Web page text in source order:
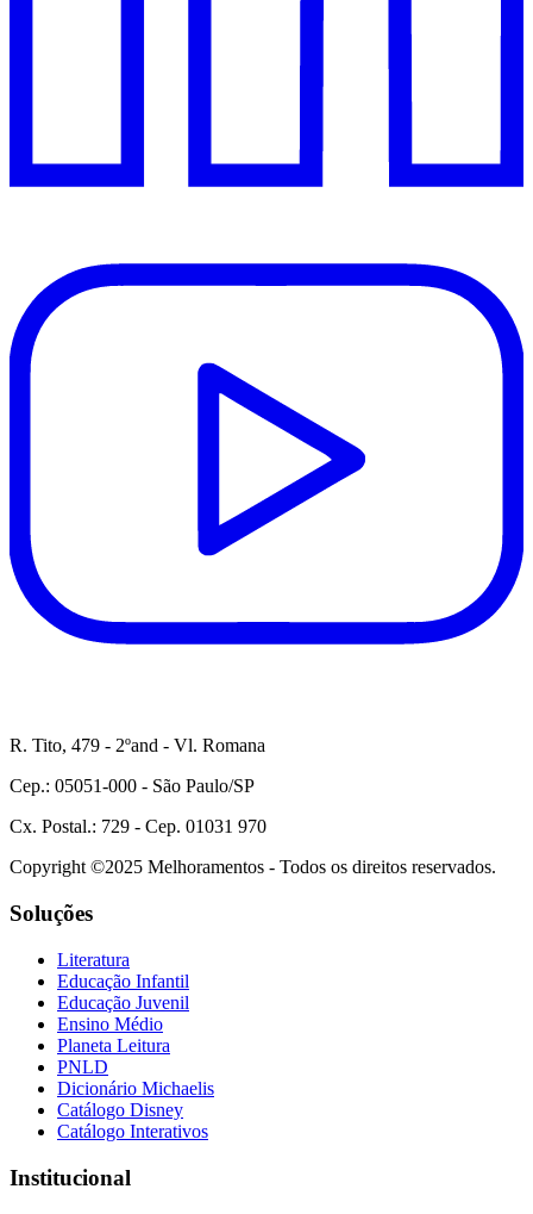
R. Tito, 479 - 2ºand - Vl. Romana
Cep.: 05051-000 - São Paulo/SP
Cx. Postal.: 729 - Cep. 01031 970
Copyright ©2025 Melhoramentos - Todos os direitos reservados.
Soluções
Literatura
Educação Infantil
Educação Juvenil
Ensino Médio
Planeta Leitura
PNLD
Dicionário Michaelis
Catálogo Disney
Catálogo Interativos
Institucional